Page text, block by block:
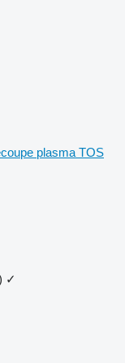
plasma TOS
✓